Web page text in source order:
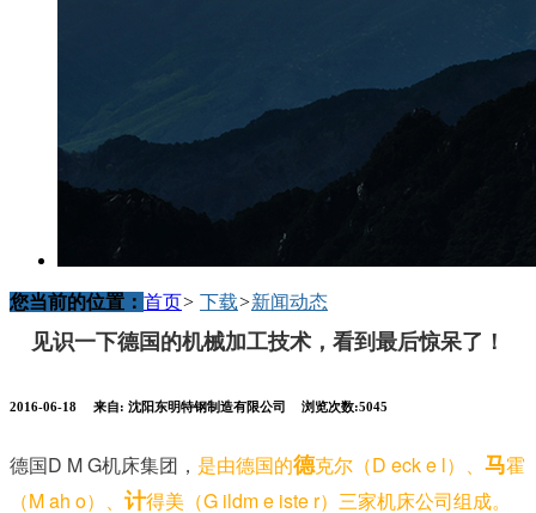
您当前的位置： 首页> 下载>新闻动态
见识一下德国的机械加工技术，看到最后惊呆了！
2016-06-18 来自: 沈阳东明特钢制造有限公司 浏览次数:5045
德国D M G机床集团， 是由德国的德克尔（D eck e l）、 马霍
（M ah o）、 计得美（G ildm e iste r）三家机床公司组成。